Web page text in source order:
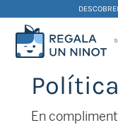
content
nostres artistes
En